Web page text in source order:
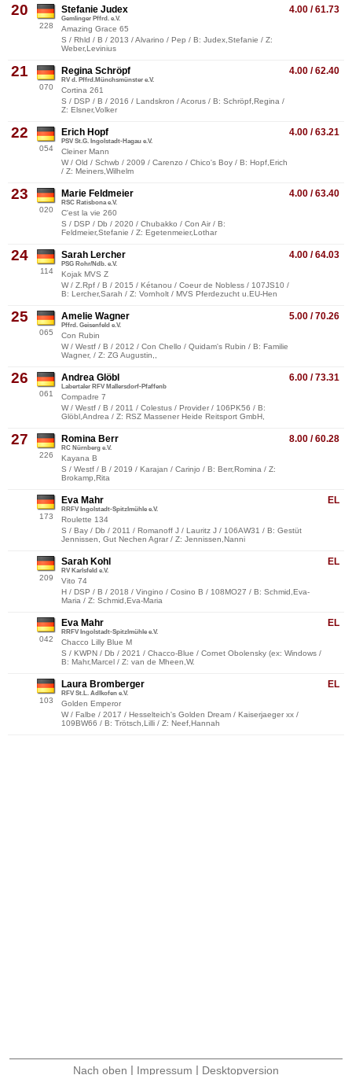
20
228
4.00 / 61.73
Stefanie Judex
Gemlinger Pffrd. e.V.
Amazing Grace 65
S / Rhld / B / 2013 / Alvarino / Pep / B: Judex,Stefanie / Z:
Weber,Levinius
21
070
4.00 / 62.40
Regina Schröpf
RV d. Pffrd.Münchsmünster e.V.
Cortina 261
S / DSP / B / 2016 / Landskron / Acorus / B: Schröpf,Regina /
Z: Elsner,Volker
22
054
4.00 / 63.21
Erich Hopf
PSV St.G. Ingolstadt-Hagau e.V.
Cleiner Mann
W / Old / Schwb / 2009 / Carenzo / Chico's Boy / B: Hopf,Erich
/ Z: Meiners,Wilhelm
23
020
4.00 / 63.40
Marie Feldmeier
RSC Ratisbona e.V.
C'est la vie 260
S / DSP / Db / 2020 / Chubakko / Con Air / B:
Feldmeier,Stefanie / Z: Egetenmeier,Lothar
24
114
4.00 / 64.03
Sarah Lercher
PSG Rohr/Ndb. e.V.
Kojak MVS Z
W / Z.Rpf / B / 2015 / Kétanou / Coeur de Nobless / 107JS10 /
B: Lercher,Sarah / Z: Vornholt / MVS Pferdezucht u.EU-Hen
25
065
5.00 / 70.26
Amelie Wagner
Pffrd. Geisenfeld e.V.
Con Rubin
W / Westf / B / 2012 / Con Chello / Quidam's Rubin / B: Familie
Wagner, / Z: ZG Augustin,,
26
061
6.00 / 73.31
Andrea Glöbl
Labertaler RFV Mallersdorf-Pfaffenb
Compadre 7
W / Westf / B / 2011 / Colestus / Provider / 106PK56 / B:
Glöbl,Andrea / Z: RSZ Massener Heide Reitsport GmbH,
27
226
8.00 / 60.28
Romina Berr
RC Nürnberg e.V.
Kayana B
S / Westf / B / 2019 / Karajan / Carinjo / B: Berr,Romina / Z:
Brokamp,Rita
173
EL
Eva Mahr
RRFV Ingolstadt-Spitzlmühle e.V.
Roulette 134
S / Bay / Db / 2011 / Romanoff J / Lauritz J / 106AW31 / B: Gestüt
Jennissen, Gut Nechen Agrar / Z: Jennissen,Nanni
209
EL
Sarah Kohl
RV Karlsfeld e.V.
Vito 74
H / DSP / B / 2018 / Vingino / Cosino B / 108MO27 / B: Schmid,Eva-
Maria / Z: Schmid,Eva-Maria
042
EL
Eva Mahr
RRFV Ingolstadt-Spitzlmühle e.V.
Chacco Lilly Blue M
S / KWPN / Db / 2021 / Chacco-Blue / Cornet Obolensky (ex: Windows /
B: Mahr,Marcel / Z: van de Mheen,W.
103
EL
Laura Bromberger
RFV St.L. Adlkofen e.V.
Golden Emperor
W / Falbe / 2017 / Hesselteich's Golden Dream / Kaiserjaeger xx /
109BW66 / B: Trötsch,Lilli / Z: Neef,Hannah
Nach oben | Impressum | Desktopversion